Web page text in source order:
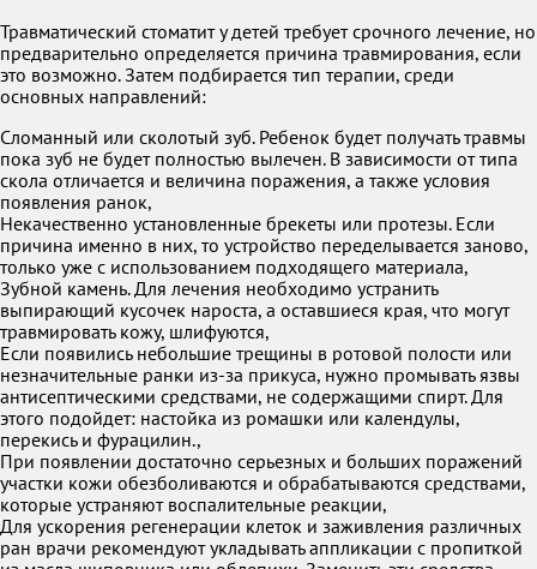
Травматический стоматит у детей требует срочного лечение, но
предварительно определяется причина травмирования, если
это возможно. Затем подбирается тип терапии, среди
основных направлений:
Сломанный или сколотый зуб. Ребенок будет получать травмы
пока зуб не будет полностью вылечен. В зависимости от типа
скола отличается и величина поражения, а также условия
появления ранок,
Некачественно установленные брекеты или протезы. Если
причина именно в них, то устройство переделывается заново,
только уже с использованием подходящего материала,
Зубной камень. Для лечения необходимо устранить
выпирающий кусочек нароста, а оставшиеся края, что могут
травмировать кожу, шлифуются,
Если появились небольшие трещины в ротовой полости или
незначительные ранки из-за прикуса, нужно промывать язвы
антисептическими средствами, не содержащими спирт. Для
этого подойдет: настойка из ромашки или календулы,
перекись и фурацилин.,
При появлении достаточно серьезных и больших поражений
участки кожи обезболиваются и обрабатываются средствами,
которые устраняют воспалительные реакции,
Для ускорения регенерации клеток и заживления различных
ран врачи рекомендуют укладывать аппликации с пропиткой